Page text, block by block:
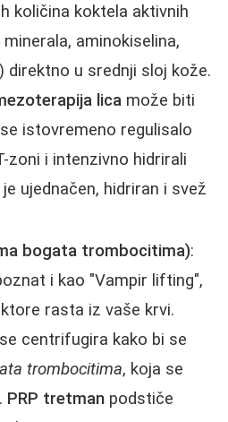
količina koktela aktivnih
aminokiselina,
direktno u srednji sloj kože.
lica može biti
istovremeno regulisalo
zoni i intenzivno hidrirali
ujednačen, hidriran i svež
bogata trombocitima):
i kao "Vampir lifting",
rasta iz vaše krvi.
centrifugira kako bi se
trombocitima, koja se
PRP tretman podstiče